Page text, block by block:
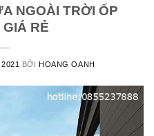
NGOÀI TRỜI ỐP
RẺ
BỞI HOANG OANH